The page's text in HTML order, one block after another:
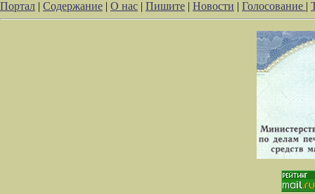
Портал | Содержание | О нас | Пишите | Новости | Голосование |